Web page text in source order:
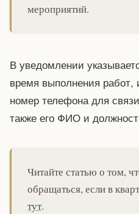
мероприятий.
В уведомлении
время выполнения работ,
номер телефона для
также его ФИО и
Читайте статью о том,
обращаться, если в
тут.